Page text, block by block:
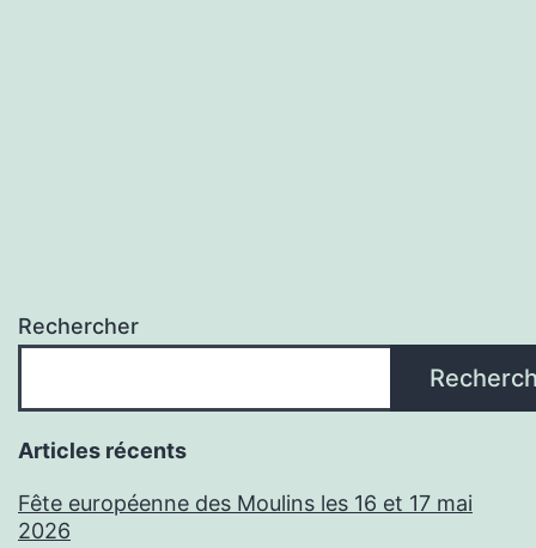
Rechercher
Articles récents
Fête européenne des Moulins les 16 et 17 mai
2026